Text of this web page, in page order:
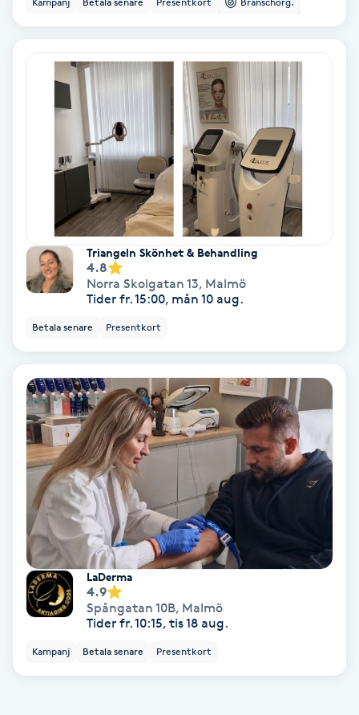
Babylights
Bambumassage
Barnklippning
Blowout
Bottenfärg
Brynformning
Brynfärgning
Brynplockning
Bröllopsuppsättning
Triangeln Skönhet & Behandling
4.8
Norra Skolgatan 13, Malmö
Tider fr. 15:00, mån 10 aug.
Betala senare Presentkort
LaDerma
4.9
Spångatan 10B, Malmö
Tider fr. 10:15, tis 18 aug.
Kampanj Betala senare Presentkort